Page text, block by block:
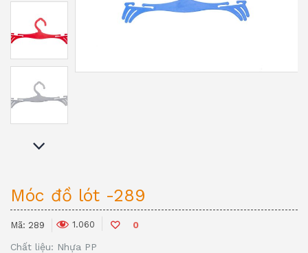
Móc đồ lót -289
Mã: 289 1.060 0
Chất liệu: Nhựa PP